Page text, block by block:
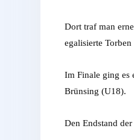
Dort traf man
egalisierte
Im Finale ging es
Brünsing (U18).
Den Endstand